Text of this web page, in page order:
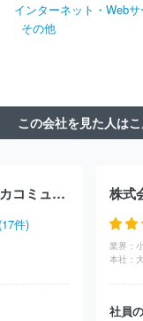
ールディングス
株式
セルラー電話株式会社
ン
株式会社光貴
ットコミュニケーショ
ルゲイト株式会社
株
インターネット・Web
その他
この会社を見た人は
株式会社ファブリカコミュニケーションズ
件)
株式
業界：
本社：
社員